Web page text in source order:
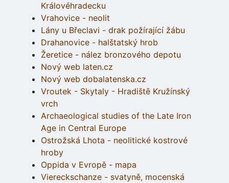
Královéhradecku
Vrahovice - neolit
Lány u Břeclavi - drak požírající žábu
Drahanovice - halštatský hrob
Žeretice - nález bronzového depotu
Nový web laten.cz
Nový web dobalatenska.cz
Vroutek - Skytaly - Hradiště Kružínský
vrch
Archaeological studies of the Late Iron
Age in Central Europe
Ostrožská Lhota - neolitické kostrové
hroby
Oppida v Evropě - mapa
Viereckschanze - svatyně, mocenská